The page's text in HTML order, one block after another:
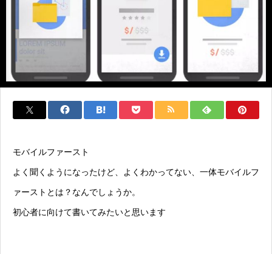
モバイルファースト
よく聞くようになったけど、よくわかってない、一体モバイルフ
ァーストとは？なんでしょうか。
初心者に向けて書いてみたいと思います